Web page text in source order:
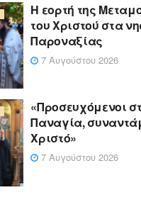
Η εορτή της
του Χριστού στα
Παροναξίας
7 Αυγούστου 2026
«Προσευχόμενοι
Παναγία,
Χριστό»
7 Αυγούστου 2026